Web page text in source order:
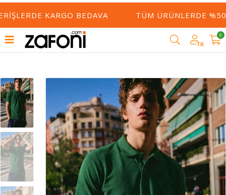
KARGO BEDAVA TÜM ÜRÜNLERDE %50
TR
0